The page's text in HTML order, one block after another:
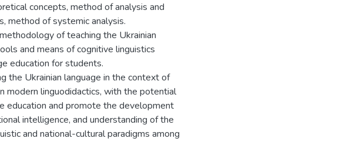
concepts, method of analysis and
method of systemic analysis.
of teaching the Ukrainian
and means of cognitive linguistics
education for students.
the Ukrainian language in the context of
modern linguodidactics, with the potential
education and promote the development
intelligence, and understanding of the
and national-cultural paradigms among